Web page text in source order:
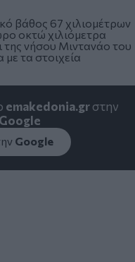
βάθος 67 χιλιομέτρων
οκτώ χιλιόμετρα
της νήσου Μιντανάο του
τα στοιχεία
emakedonia.grστην
Google
Google